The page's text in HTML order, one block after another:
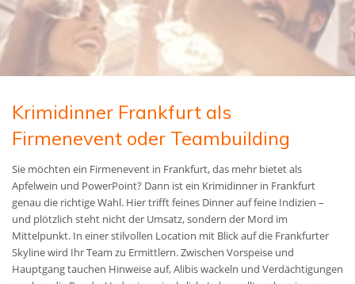
Krimidinner Frankfurt als
Firmenevent oder Teambuilding
Sie möchten ein Firmenevent in Frankfurt, das mehr bietet als
Apfelwein und PowerPoint? Dann ist ein Krimidinner in Frankfurt
genau die richtige Wahl. Hier trifft feines Dinner auf feine Indizien –
und plötzlich steht nicht der Umsatz, sondern der Mord im
Mittelpunkt. In einer stilvollen Location mit Blick auf die Frankfurter
Skyline wird Ihr Team zu Ermittlern. Zwischen Vorspeise und
Hauptgang tauchen Hinweise auf, Alibis wackeln und Verdächtigungen